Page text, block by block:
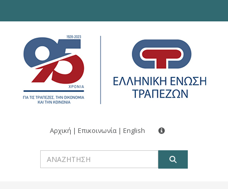
Αρχική | Επικοινωνία | English